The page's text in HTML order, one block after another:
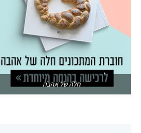
חלה של אהבה